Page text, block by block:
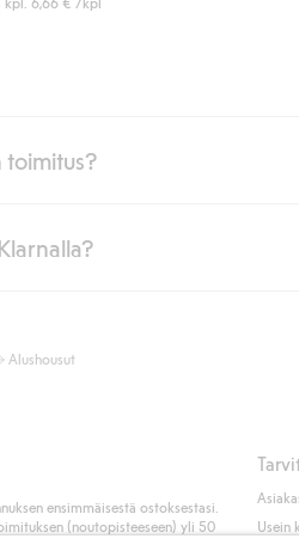
toimitus?
ilmaisen toimituksen myymälään tai
yleiset ehdot.
Alushousut
ensimmäisestä ostoksestasi.
(noutopisteeseen) yli 50
Usein